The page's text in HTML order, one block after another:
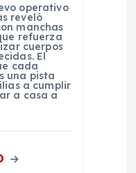
operativo
reveló
manchas
refuerza
cuerpos
El
cada
una pista
a cumplir
a casa a